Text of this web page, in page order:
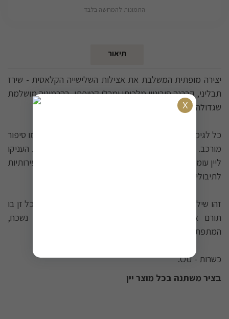
התמונות להמחשה בלבד
תיאור
יצירה מופתית המשלבת את אצילות השלישייה הקלאסית - שירז
תבליני, קברנה סוביניון מלכותי ומרלו קטיפתי, בהרמוניה מושלמת
שגדולה מסכום חלקיה.
כל לגימה חושפת גוף מלא ומרקם עשיר המתפרש בפה כמו סיפור
מורכב. 14 חודשי התבגרות בחביות אלון צרפתיות אציליות העניקו
ליין עומק טעמים וארומות מהפנטות - דיאלוג מושלם בין פירותיות
לתיבוליות, בין עוצמה לאלגנטיות.
זהו שילוב שמבטא את חכמת היינן וחזונו - בלנד מדויק שכל זן בו
תורם את אופיו הייחודי ליצירת שלם הרמוני ובלתי נשכח,
המתפתח ומפתיע בכל לגימה מחדש.
כשרות - OU.
בציר משתנה בכל מוצר יין